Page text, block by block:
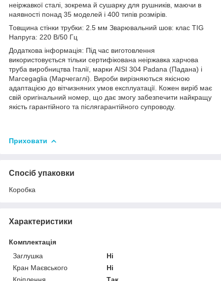
неіржавкої сталі, зокрема й сушарку для рушників, маючи в
наявності понад 35 моделей і 400 типів розмірів.
Товщина стінки трубки: 2.5 мм Зварювальний шов: клас TIG
Напруга: 220 В/50 Гц
Додаткова інформація: Під час виготовлення
використовується тільки сертифікована неіржавка харчова
труба виробництва Італії, марки AISI 304 Padana (Падана) і
Marcegaglia (Марчегаглі). Вироби вирізняються якісною
адаптацією до вітчизняних умов експлуатації. Кожен виріб має
свій оригінальний номер, що дає змогу забезпечити найкращу
якість гарантійного та післягарантійного супроводу.
Приховати
Спосіб упаковки
Коробка
Характеристики
Комплектація
Заглушка
Ні
Кран Маєвського
Ні
Кріплення
Так